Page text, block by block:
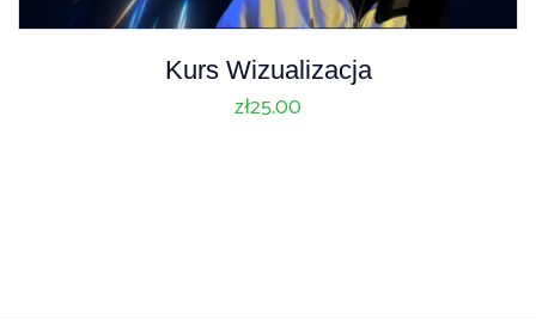
Kurs Wizualizacja
zł25.00